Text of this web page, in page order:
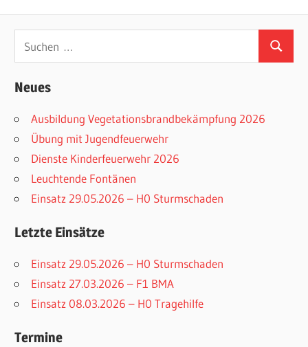
nach:
Suchen
Neues
Ausbildung Vegetationsbrandbekämpfung 2026
Übung mit Jugendfeuerwehr
Dienste Kinderfeuerwehr 2026
Leuchtende Fontänen
Einsatz 29.05.2026 – H0 Sturmschaden
Letzte Einsätze
Einsatz 29.05.2026 – H0 Sturmschaden
Einsatz 27.03.2026 – F1 BMA
Einsatz 08.03.2026 – H0 Tragehilfe
Termine